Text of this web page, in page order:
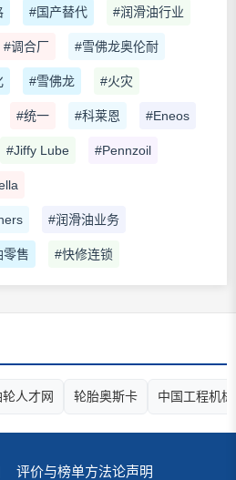
#国产替代 #润滑油行业
#调合厂 #雪佛龙奥伦耐
#雪佛龙 #火灾
#统一 #科莱恩 #Eneos
#Jiffy Lube #Pennzoil
#润滑油业务
零售 #快修连锁
人才网 轮胎奥斯卡 中国工程机
评价与榜单方法论声明